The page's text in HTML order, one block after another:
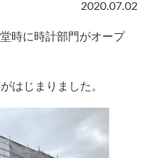
2020.07.02
時に時計部門がオープ
はじまりました。